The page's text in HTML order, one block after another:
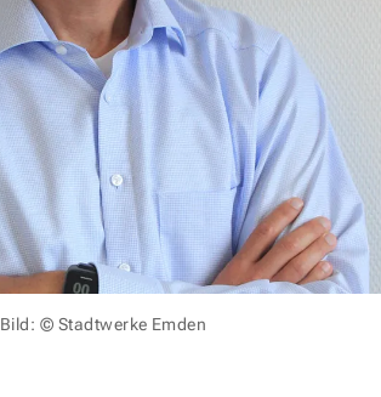
Bild: © Stadtwerke Emden